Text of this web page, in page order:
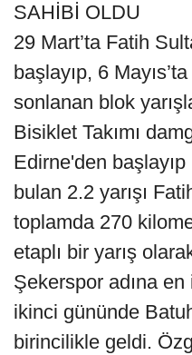
SAHİBİ OLDU
29 Mart’ta Fatih
başlayıp, 6
sonlanan blok
Bisiklet Takımı
Edirne'den
bulan 2.2 yarışı
toplamda 270
etaplı bir yarış
Şekerspor adına
ikinci gününde
birincilikle geldi.